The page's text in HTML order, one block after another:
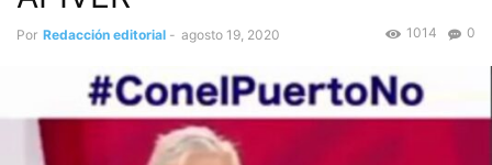
Por Redacción editorial - agosto 19, 2020 0
1014